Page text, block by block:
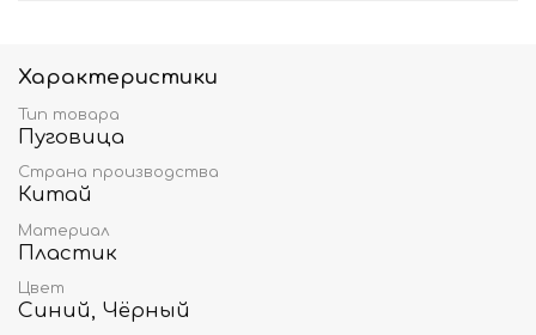
Характеристики
Тип товара
Пуговица
Страна производства
Китай
Материал
Пластик
Цвет
Синий, Чёрный